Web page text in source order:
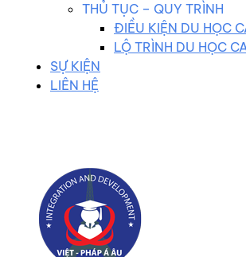
THỦ TỤC – QUY TRÌNH
ĐIỀU KIỆN DU HỌC
LỘ TRÌNH DU HỌC
SỰ KIỆN
LIÊN HỆ